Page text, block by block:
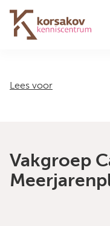
Navigation
Lees voor
Vakgroep